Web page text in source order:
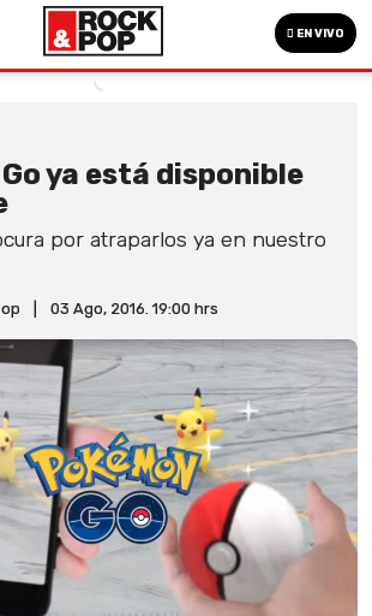
EN VIVO
ya está disponible
por atraparlos ya en nuestro
03 Ago, 2016. 19:00 hrs